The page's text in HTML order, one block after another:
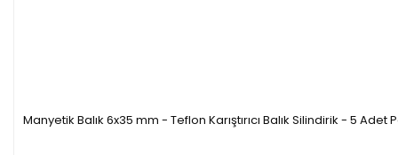
Manyetik Balık 6x35 mm - Teflon Karıştırıcı Balık Silindirik - 5 Adet